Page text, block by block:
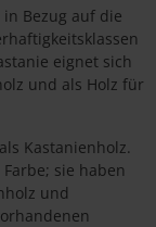
Bezug auf die
eignet sich
und als Holz für
Kastanienholz.
sie haben
und